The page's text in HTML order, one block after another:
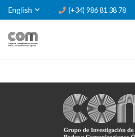
English (+34) 986 81 38 78